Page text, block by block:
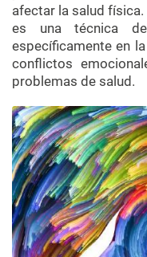
afectar la salud
es una técnica
específicamente en
conflictos
problemas de salud.